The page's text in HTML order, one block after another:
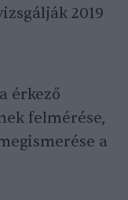
2019
érkező
felmérése,
a